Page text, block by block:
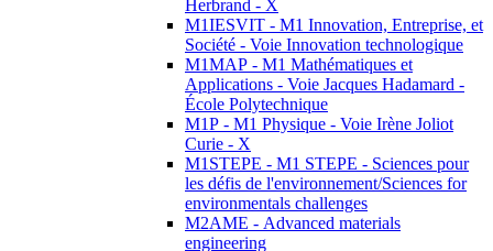
Herbrand - X
M1IESVIT - M1 Innovation, Entreprise, et
Société - Voie Innovation technologique
M1MAP - M1 Mathématiques et
Applications - Voie Jacques Hadamard -
École Polytechnique
M1P - M1 Physique - Voie Irène Joliot
Curie - X
M1STEPE - M1 STEPE - Sciences pour
les défis de l'environnement/Sciences for
environmentals challenges
M2AME - Advanced materials
engineering